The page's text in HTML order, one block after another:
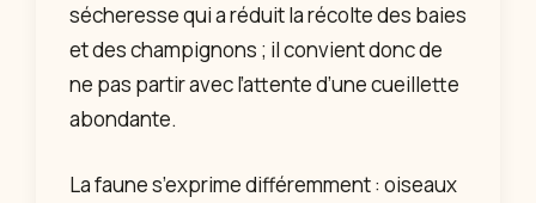
sécheresse qui a réduit la récolte des baies
et des champignons ; il convient donc de
ne pas partir avec l’attente d’une cueillette
abondante.
La faune s’exprime différemment : oiseaux